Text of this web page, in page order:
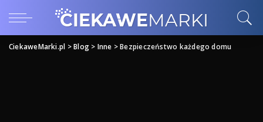
CiekaweMarki.pl >Blog> Inne >Bezpieczeństwo każdego domu